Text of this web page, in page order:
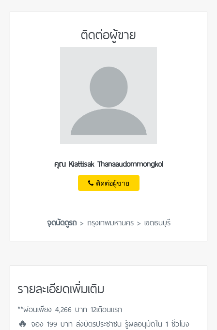
ติดต่อผู้ขาย
คุณ Kiattisak Thanaaudommongkol
ติดต่อผู้ขาย
จุดนัดดูรถ> กรุงเทพมหานคร > เขตธนบุรี
รายละเอียดเพิ่มเติม
**ผ่อนเพียง 4,266 บาท 12เดือนแรก
🔥 จอง​ 199 บาท​ ส่งบัตรประชาชน รู้ผลอนุมัติใน 1 ชั่วโมง